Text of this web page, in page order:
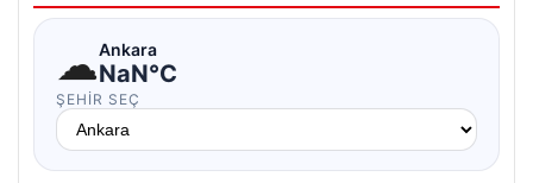
☁Ankara
NaN°C
ŞEHIR SEÇ